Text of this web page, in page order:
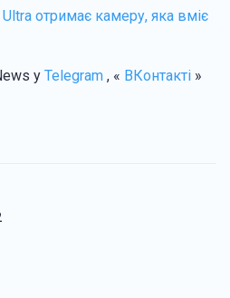
отримає камеру, яка вміє
у Telegram , « ВКонтакті »